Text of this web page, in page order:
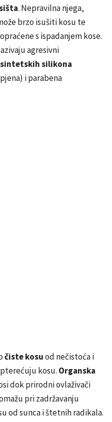
. Nepravilna njega,
brzo isušiti kosu te
s ispadanjem kose.
agresivni
sintetskih silikona
i parabena
čiste kosuod nečistoća i
kosu. Organska
dok prirodni ovlaživači
pri zadržavanju
od sunca i štetnih radikala.